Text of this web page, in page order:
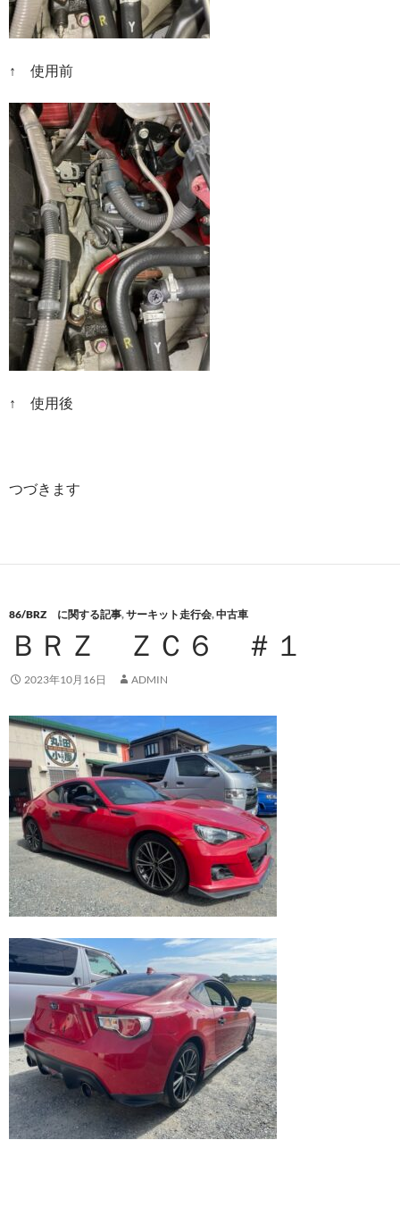
↑ 使用前
↑ 使用後
つづきます
86/BRZ に関する記事,サーキット走行会,中古車
ＢＲＺ ＺＣ６ ＃１
2023年10月16日 ADMIN